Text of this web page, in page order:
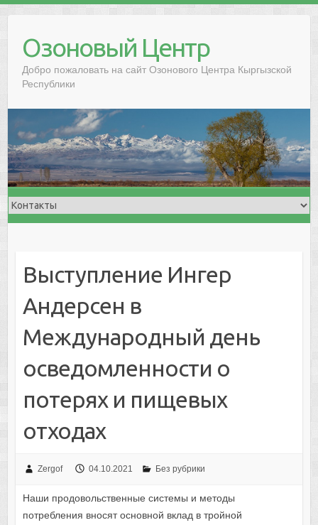
Озоновый Центр
Добро пожаловать на сайт Озонового Центра Кыргызской
Республики
Выступление Ингер
Андерсен в
Международный день
осведомленности о
потерях и пищевых
отходах
Zergof 04.10.2021 Без рубрики
Наши продовольственные системы и методы
потребления вносят основной вклад в тройной